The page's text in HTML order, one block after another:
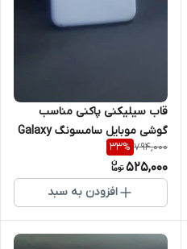
قاب سیلیکنی پاکنی مناسب
گوشی موبایل سامسونگ Galaxy
A22 5G
794,000
33%
525,000
افزودن به سبد